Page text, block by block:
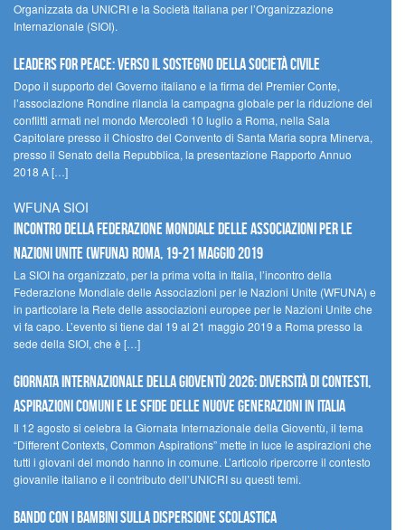
Organizzata da UNICRI e la Società Italiana per l’Organizzazione
Internazionale (SIOI).
Leaders for peace: verso il sostegno della società civile
Dopo il supporto del Governo italiano e la firma del Premier Conte,
l’associazione Rondine rilancia la campagna globale per la riduzione dei
conflitti armati nel mondo Mercoledì 10 luglio a Roma, nella Sala
Capitolare presso il Chiostro del Convento di Santa Maria sopra Minerva,
presso il Senato della Repubblica, la presentazione Rapporto Annuo
2018 A […]
WFUNA SIOI
Incontro della Federazione Mondiale delle Associazioni per le
Nazioni Unite (WFUNA) Roma, 19-21 maggio 2019
La SIOI ha organizzato, per la prima volta in Italia, l’incontro della
Federazione Mondiale delle Associazioni per le Nazioni Unite (WFUNA) e
in particolare la Rete delle associazioni europee per le Nazioni Unite che
vi fa capo. L’evento si tiene dal 19 al 21 maggio 2019 a Roma presso la
sede della SIOI, che è […]
GIORNATA INTERNAZIONALE DELLA GIOVENTÙ 2026: DIVERSITÀ DI CONTESTI,
ASPIRAZIONI COMUNI E LE SFIDE DELLE NUOVE GENERAZIONI IN ITALIA
Il 12 agosto si celebra la Giornata Internazionale della Gioventù, il tema
“Different Contexts, Common Aspirations” mette in luce le aspirazioni che
tutti i giovani del mondo hanno in comune. L’articolo ripercorre il contesto
giovanile italiano e il contributo dell’UNICRI su questi temi.
Bando Con i Bambini sulla dispersione scolastica